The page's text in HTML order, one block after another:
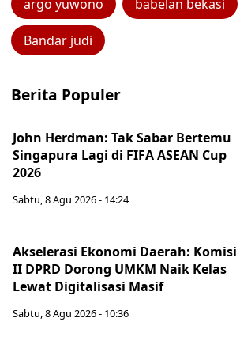
argo yuwono babelan bekasi
Bandar judi
Berita Populer
John Herdman: Tak Sabar Bertemu
Singapura Lagi di FIFA ASEAN Cup
2026
Sabtu, 8 Agu 2026 - 14:24
Akselerasi Ekonomi Daerah: Komisi
II DPRD Dorong UMKM Naik Kelas
Lewat Digitalisasi Masif
Sabtu, 8 Agu 2026 - 10:36